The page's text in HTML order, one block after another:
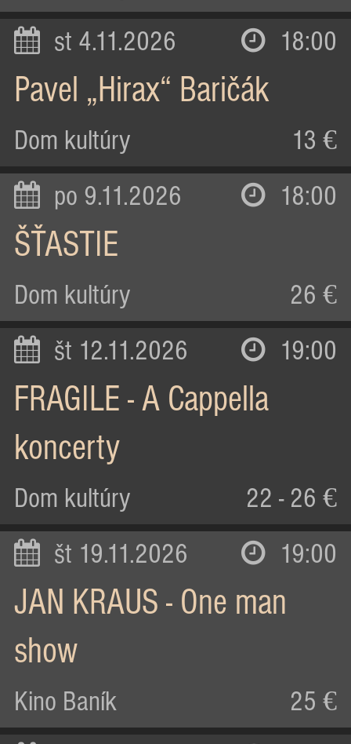
st 4.11.2026 18:00
Pavel „Hirax“ Baričák
Dom kultúry 13 €
po 9.11.2026 18:00
ŠŤASTIE
Dom kultúry 26 €
št 12.11.2026 19:00
FRAGILE - A Cappella
koncerty
Dom kultúry 22 - 26 €
št 19.11.2026 19:00
JAN KRAUS - One man
show
Kino Baník 25 €